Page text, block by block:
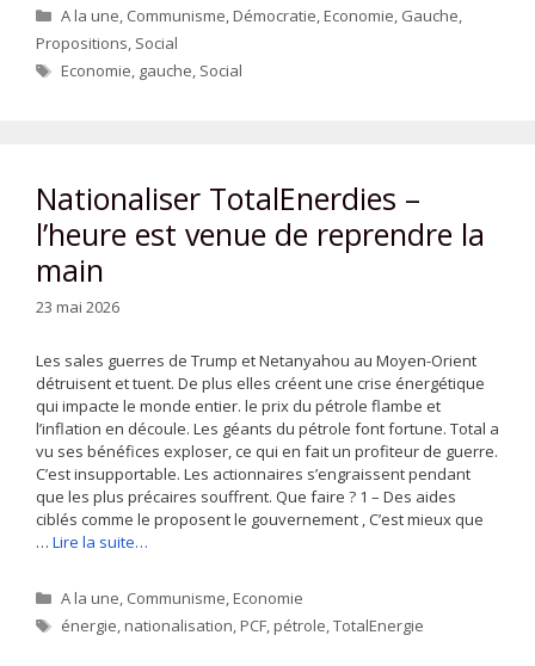
Catégories
A la une, Communisme,Démocratie,Economie, Gauche,
Propositions, Social
Étiquettes
Economie, gauche, Social
Nationaliser TotalEnerdies –
l’heure est venue de reprendre la
main
23 mai 2026
Les sales guerres de Trump et Netanyahou au Moyen-Orient
détruisent et tuent. De plus elles créent une crise énergétique
qui impacte le monde entier. le prix du pétrole flambe et
l’inflation en découle. Les géants du pétrole font fortune. Total a
vu ses bénéfices exploser, ce qui en fait un profiteur de guerre.
C’est insupportable. Les actionnaires s’engraissent pendant
que les plus précaires souffrent. Que faire ? 1 – Des aides
ciblés comme le proposent le gouvernement , C’est mieux que
… Lire la suite…
Catégories
A la une, Communisme,Economie
Étiquettes
énergie,nationalisation,PCF,pétrole,TotalEnergie